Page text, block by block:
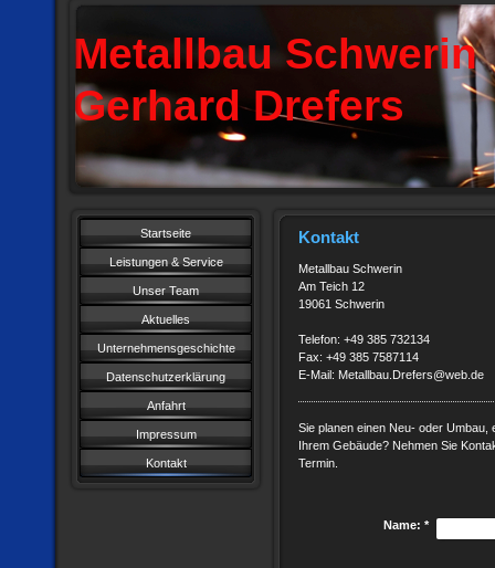
Metallbau Schwerin
Gerhard Drefers
Startseite
Leistungen & Service
Unser Team
Aktuelles
Unternehmensgeschichte
Datenschutzerklärung
Anfahrt
Impressum
Kontakt
Kontakt
Metallbau Schwerin
Am Teich 12
19061 Schwerin
Telefon: +49 385 732134
Fax: +49 385 7587114
E-Mail: Metallbau.Drefers@web.de
Sie planen einen Neu- oder
Ihrem Gebäude? Nehmen Sie
Termin.
Name: *